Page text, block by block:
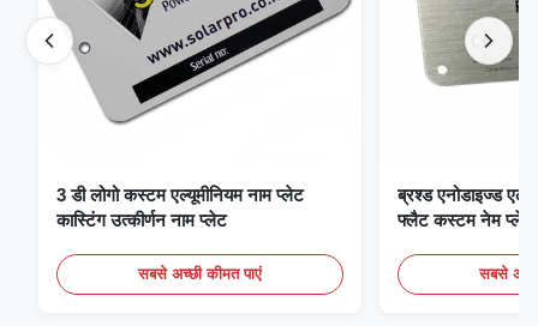
3 डी लोगो कस्टम एल्यूमीनियम नाम प्लेट
कास्टिंग उत्कीर्णन नाम प्लेट
सबसे अच्छी कीमत पाएं
ब्रश्ड एनोडाइज्ड
फ्लैट कस्टम नेम प्लेट
सबसे